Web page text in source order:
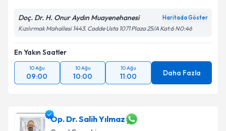
Doç. Dr. H. Onur Aydın Muayenehanesi Haritada Göster
Kızılırmak Mahallesi 1443. Cadde Usta 1071 Plaza 25/A Kat:6 N0:46
En Yakın Saatler
10 Ağu
09:00
10 Ağu
10:00
10 Ağu
11:00 Daha Fazla
Op. Dr. Salih Yılmaz